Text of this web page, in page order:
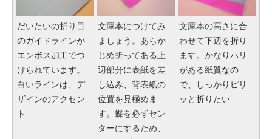
だいたいの折り目
のガイドラインが
エンボス加工でつ
けられています。
白いラインは、デ
ザインのアクセン
ト
文庫本につけてみ
ましょう。あらか
じめ折ってある上
辺部分に表紙を差
し込み、背表紙の
位置を見極めま
す。蝶を必ずセン
ターにするため、
文庫本の高さに合
わせて下辺を折り
ます。かなりハリ
がある紙質なの
で、しっかりピリ
ッと折りたい